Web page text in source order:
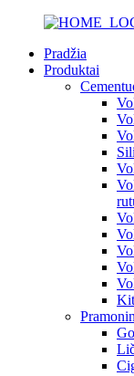
Pradžia
Produktai